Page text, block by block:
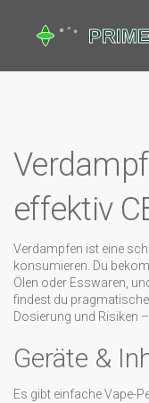
effektiv
Verdampfen ist eine
konsumieren. Du
Ölen oder Esswaren,
findest du
Dosierung und Risiken
Geräte &
Es gibt einfache Vape-